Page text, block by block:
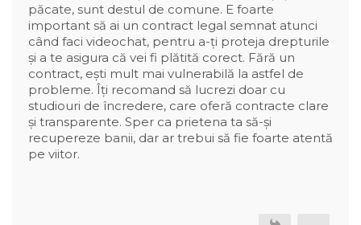
păcate, sunt destul de comune. E foarte
important să ai un contract legal semnat atunci
când faci videochat, pentru a-ți proteja drepturile
și a te asigura că vei fi plătită corect. Fără un
contract, ești mult mai vulnerabilă la astfel de
probleme. Îți recomand să lucrezi doar cu
studiouri de încredere, care oferă contracte clare
și transparente. Sper ca prietena ta să-și
recupereze banii, dar ar trebui să fie foarte atentă
pe viitor.